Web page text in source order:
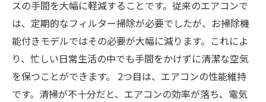
スの手間を大幅に軽減することです。従来のエアコンで
は、定期的なフィルター掃除が必要でしたが、お掃除機
能付きモデルではその必要が大幅に減ります。これによ
り、忙しい日常生活の中でも手間をかけずに清潔な空気
を保つことができます。 2つ目は、エアコンの性能維持
です。清掃が不十分だと、エアコンの効率が落ち、電気